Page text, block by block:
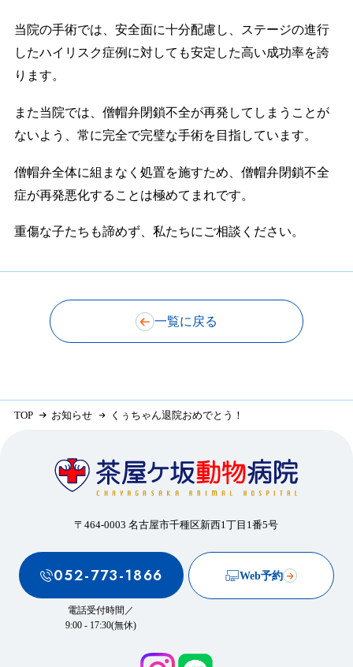
当院の手術では、安全面に十分配慮し、ステージの進行
したハイリスク症例に対しても安定した高い成功率を誇
ります。
また当院では、僧帽弁閉鎖不全が再発してしまうことが
ないよう、常に完全で完璧な手術を目指しています。
僧帽弁全体に組まなく処置を施すため、僧帽弁閉鎖不全
症が再発悪化することは極めてまれです。
重傷な子たちも諦めず、私たちにご相談ください。
一覧に戻る
TOP お知らせ くぅちゃん退院おめでとう！
〒464-0003 名古屋市千種区新西1丁目1番5号
052-773-1866
電話受付時間／
9:00 - 17:30(無休)
Web予約